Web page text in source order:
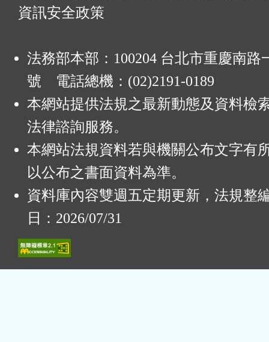
資訊安全政策
法務部本部：100204 台北市重慶南路
號 電話總機：(02)2191-0189
本網站提供法規之最新動態及資料檢
法律諮詢服務。
本網站法規資料若與機關公布文字有
以公布之書面資料為準。
資料庫內容雙週五定期更新，法規整
日：2026/07/31